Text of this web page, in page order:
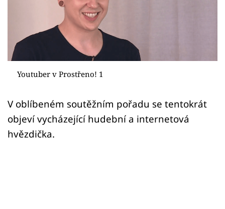
Sledujte prima+
Přihlášení
Sledujte nás
Youtuber v Prostřeno! 1
V oblíbeném soutěžním pořadu se tentokrát
objeví vycházející hudební a internetová
hvězdička.